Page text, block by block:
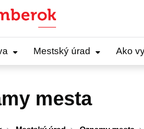
Mestský úrad Ako
mesta